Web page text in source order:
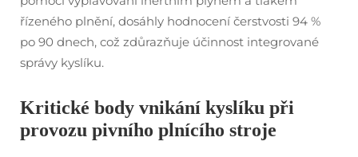
řízeného plnění, dosáhly hodnocení čerstvosti 94 %
po 90 dnech, což zdůrazňuje účinnost integrované
správy kyslíku.
Kritické body vnikání kyslíku při
provozu pivního plnícího stroje